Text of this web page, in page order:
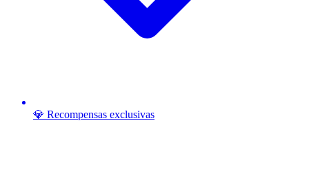
💎 Recompensas exclusivas